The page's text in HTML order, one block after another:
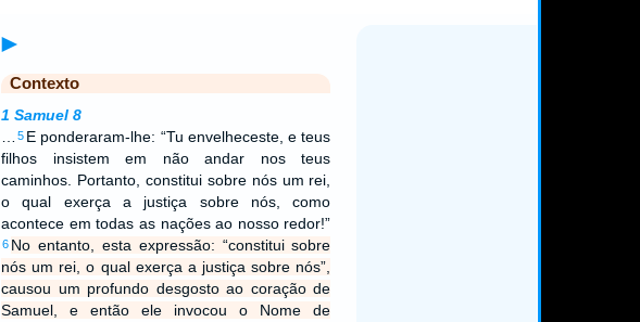
►
Contexto
1 Samuel 8
5 E ponderaram-lhe: “Tu envelheceste, e teus
filhos insistem em não andar nos teus
caminhos. Portanto, constitui sobre nós um rei,
o qual exerça a justiça sobre nós, como
acontece em todas as nações ao nosso redor!”
6 No entanto, esta expressão: “constitui sobre
nós um rei, o qual exerça a justiça sobre nós”,
causou um profundo desgosto ao coração de
Samuel, e então ele invocou o Nome de